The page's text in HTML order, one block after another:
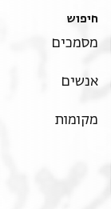
חיפוש
מסמכים
אנשים
מקומות